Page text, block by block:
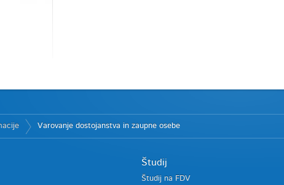
Varovanje dostojanstva in zaupne osebe
Študij
Študij na FDV